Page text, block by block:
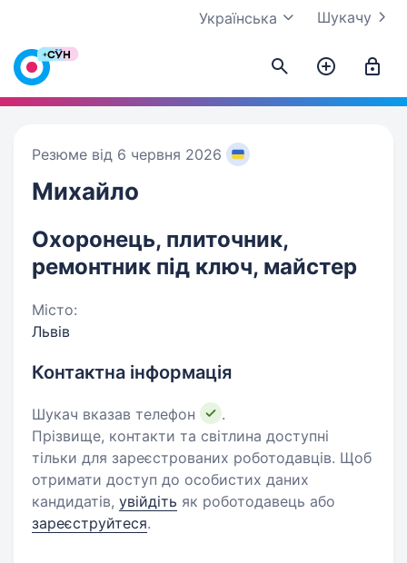
Шукачу
Українська
Резюме від 6 червня 2026
Михайло
Охоронець, плиточник,
ремонтник під ключ, майстер
Місто:
Львів
Контактна інформація
Шукач вказав телефон
.
Прізвище, контакти та світлина доступні
тільки для зареєстрованих роботодавців. Щоб
отримати доступ до особистих даних
кандидатів, увійдіть як роботодавець або
зареєструйтеся.